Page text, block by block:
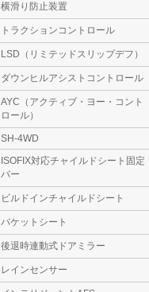
横滑り防止装置
トラクションコントロール
LSD（リミテッドスリップデフ）
ダウンヒルアシストコントロール
AYC（アクティブ・ヨー・コント
ロール）
SH-4WD
ISOFIX対応チャイルドシート固定
バー
ビルドインチャイルドシート
バケットシート
後退時連動式ドアミラー
レインセンサー